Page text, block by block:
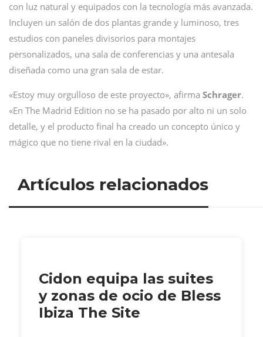
con luz natural y equipados con la tecnología más avanzada.
Incluyen un salón de dos plantas grande y luminoso, tres
estudios con paneles divisorios para montajes
personalizados, una sala de conferencias y una antesala
diseñada como una gran sala de estar.
«Estoy muy orgulloso de este proyecto», afirma Schrager.
«En The Madrid Edition no se ha pasado por alto ni un solo
detalle, y el producto final ha creado un concepto único y
mágico que no tiene rival en la ciudad».
Artículos relacionados
Cidon equipa las suites
y zonas de ocio de Bless
Ibiza The Site